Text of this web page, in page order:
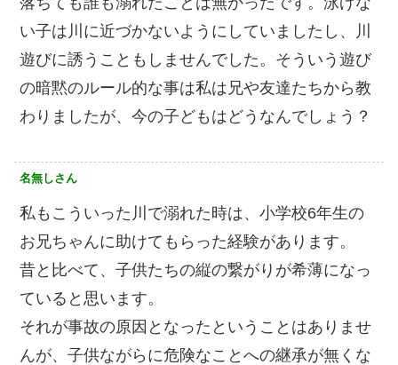
い子は川に近づかないようにしていましたし、川
遊びに誘うこともしませんでした。そういう遊び
の暗黙のルール的な事は私は兄や友達たちから教
わりましたが、今の子どもはどうなんでしょう？
名無しさん
私もこういった川で溺れた時は、小学校6年生の
お兄ちゃんに助けてもらった経験があります。
昔と比べて、子供たちの縦の繋がりが希薄になっ
ていると思います。
それが事故の原因となったということはありませ
んが、子供ながらに危険なことへの継承が無くな